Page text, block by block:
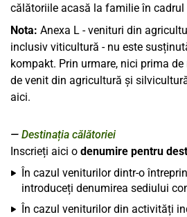
călătoriile acasă la familie în
Nota: Anexa L - venituri din
inclusiv viticultură - nu este
kompakt. Prin urmare, nici prima
de venit din agricultură și
aici.
Destinația călătoriei
Inscrieți aici o denumire pentru
În cazul veniturilor dintr-o
introduceți denumirea sediului
În cazul veniturilor din activități